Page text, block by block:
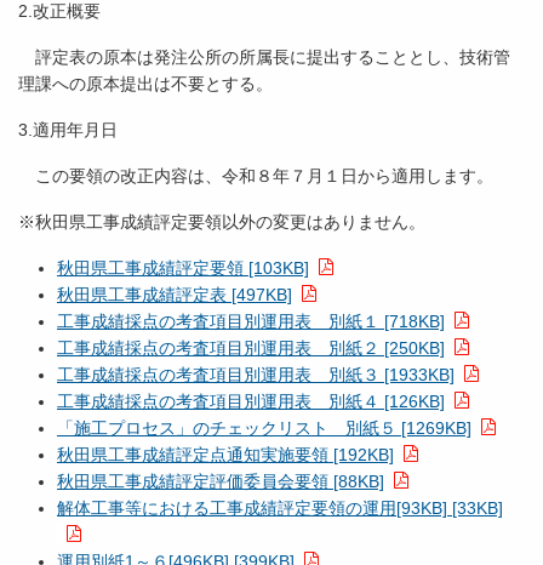
2.改正概要
評定表の原本は発注公所の所属長に提出することとし、技術管
理課への原本提出は不要とする。
3.適用年月日
この要領の改正内容は、令和８年７月１日から適用します。
※秋田県工事成績評定要領以外の変更はありません。
秋田県工事成績評定要領 [103KB]
秋田県工事成績評定表 [497KB]
工事成績採点の考査項目別運用表 別紙１ [718KB]
工事成績採点の考査項目別運用表 別紙２ [250KB]
工事成績採点の考査項目別運用表 別紙３ [1933KB]
工事成績採点の考査項目別運用表 別紙４ [126KB]
「施工プロセス」のチェックリスト 別紙５ [1269KB]
秋田県工事成績評定点通知実施要領 [192KB]
秋田県工事成績評定評価委員会要領 [88KB]
解体工事等における工事成績評定要領の運用[93KB] [33KB]